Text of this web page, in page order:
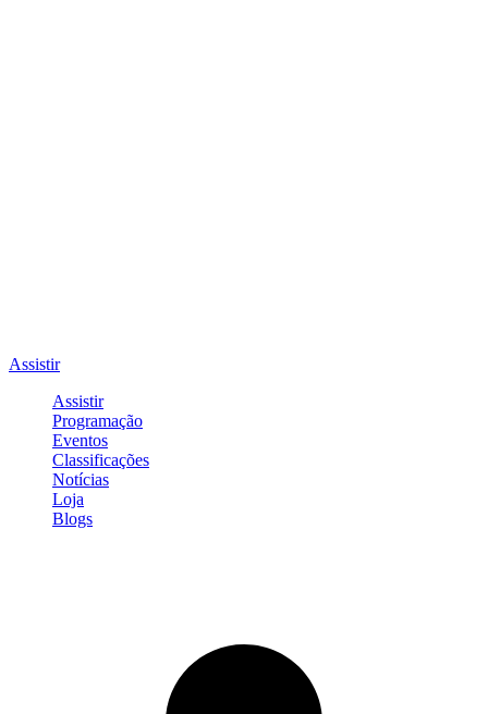
Assistir
Assistir
Programação
Eventos
Classificações
Notícias
Loja
Blogs